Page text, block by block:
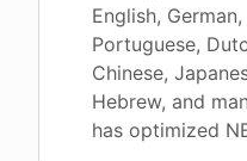
English,
Portuguese,
Chinese,
Hebrew, and
has optimized